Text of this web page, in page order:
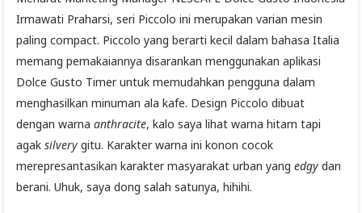
Irmawati Praharsi, seri Piccolo ini merupakan varian mesin
paling compact. Piccolo yang berarti kecil dalam bahasa Italia
memang pemakaiannya disarankan menggunakan aplikasi
Dolce Gusto Timer untuk memudahkan pengguna dalam
menghasilkan minuman ala kafe. Design Piccolo dibuat
dengan warna anthracite, kalo saya lihat warna hitam tapi
agak silvery gitu. Karakter warna ini konon cocok
merepresantasikan karakter masyarakat urban yang edgy dan
berani. Uhuk, saya dong salah satunya, hihihi.